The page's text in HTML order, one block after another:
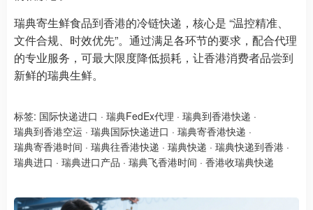
瑞典寄生鲜食品到香港的冷链快递，核心是 “温控精准、
文件合规、时效优先”。通过满足各环节的要求，配合代理
的专业服务，可最大限度降低损耗，让香港消费者品尝到
新鲜的瑞典生鲜。
标签: 国际快递进口 · 瑞典FedEx代理 · 瑞典到香港快递 ·
瑞典到香港空运 · 瑞典国际快递进口 · 瑞典寄香港快递 ·
瑞典寄香港时间 · 瑞典往香港快递 · 瑞典快递 · 瑞典快递到香港 ·
瑞典进口 · 瑞典进口产品 · 瑞典飞香港时间 · 香港收瑞典快递​​